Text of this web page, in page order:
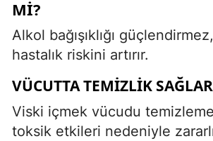
MI?
Alkol bağışıklığı
hastalık riskini artırır.
VÜCUTTA TEMIZLIK
Viski içmek vücudu
toksik etkileri nedeniyle